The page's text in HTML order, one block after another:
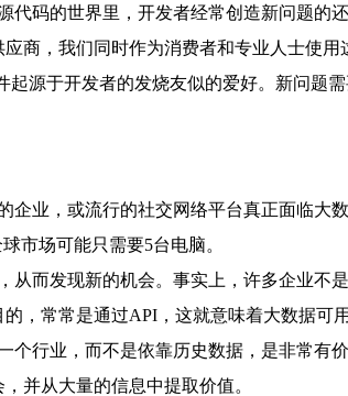
代码的世界里，开发者经常创造新问题的
商，我们同时作为消费者和专业人士使
起源于开发者的发烧友似的爱好。新问题
企业，或流行的社交网络平台真正面临大
市场可能只需要5台电脑。
从而发现新的机会。事实上，许多企业不
，常常是通过API，这就意味着大数据可
个行业，而不是依靠历史数据，是非常有
并从大量的信息中提取价值。